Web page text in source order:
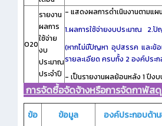
O20
รายงาน
ผลการ
ใช้จ่าย
งบ
ประมาณ
ประจำปี
- แสดงผลการดำเนินงานตามแผ
1.ผลการใช้จ่ายงบประมาณ 2.ปั
(หากไม่มีปัญหา อุปสรรค และข้
รายละเอียด ครบทั้ง 2 องค์ประ
- เป็นรายงานผลย้อนหลัง 1 ปีง
การจัดซื้อจัดจ้างหรือการจัดกาพัสดุ
ข้อ ข้อมูล องค์ประกอบด้า